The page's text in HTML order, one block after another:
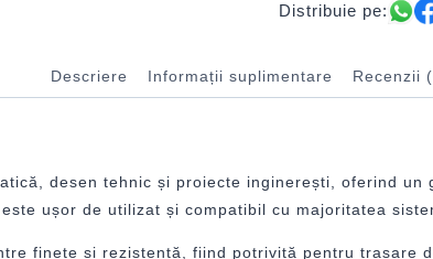
Distribuie pe:
Descriere Informații suplimentare Recenzii
desen tehnic și proiecte inginerești, oferind
ușor de utilizat și compatibil cu majoritatea
finețe și rezistență, fiind potrivită pentru trasare